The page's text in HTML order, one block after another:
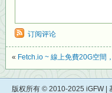
订阅评论
« Fetch.io ~ 線上免費20G空間
版权所有 © 2010-2025 iGFW |